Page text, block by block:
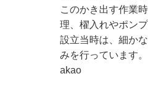
このかき出す作業
理、櫂入れやポン
設立当時は、細か
みを行っています。
akao